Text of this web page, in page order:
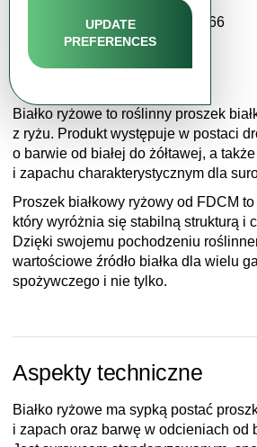
UPDATE
PREFERENCES
Opis produktu
Białko ryżowe to roślinny proszek
z ryżu. Produkt występuje w postaci
o barwie od białej do żółtawej, a
i zapachu charakterystycznym dla
Proszek białkowy ryżowy od FDCM
który wyróżnia się stabilną strukturą i
Dzięki swojemu pochodzeniu
wartościowe źródło białka dla wielu
spożywczego i nie tylko.
Aspekty techniczne
Białko ryżowe ma sypką postać
i zapach oraz barwę w odcieniach od
+48 577 124 466